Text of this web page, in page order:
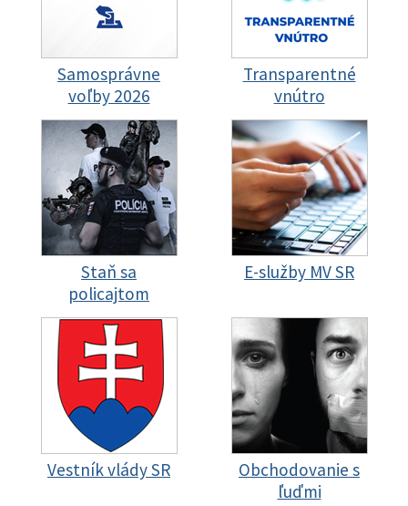
Samosprávne
voľby 2026
Transparentné
vnútro
Staň sa
policajtom
E-služby MV SR
Vestník vlády SR
Obchodovanie s
ľuďmi